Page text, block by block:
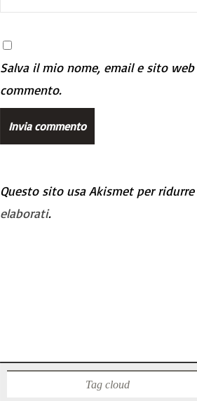
Salva il mio nome, email e sito
commento.
Questo sito usa Akismet per
elaborati.
Tag cloud